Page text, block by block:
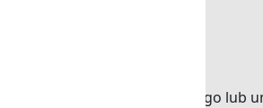
Unii Europejskiej;
z oskarżenia publicznego lub